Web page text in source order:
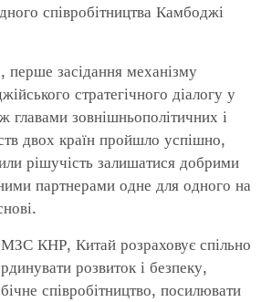
співробітництва Камбоджі
перше засідання механізму
стратегічного діалогу у
главами зовнішньополітичних і
двох країн пройшло успішно,
рішучість залишатися добрими
партнерами одне для одного на
КНР, Китай розраховує спільно
розвиток і безпеку,
співробітництво, посилювати